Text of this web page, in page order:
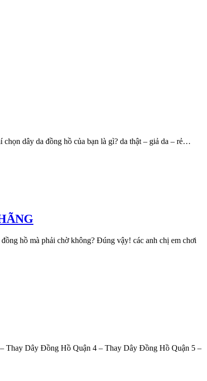
dây da đồng hồ của bạn là gì? da thật – giả da – rẻ…
hồ mà phải chờ không? Đúng vậy! các anh chị em chơi
Thay Dây Đồng Hồ Quận 4 – Thay Dây Đồng Hồ Quận 5 –